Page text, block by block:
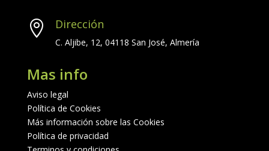
 Dirección
C. Aljibe, 12, 04118 San José, Almería
Mas info
Aviso legal
Política de Cookies
Más información sobre las Cookies
Política de privacidad